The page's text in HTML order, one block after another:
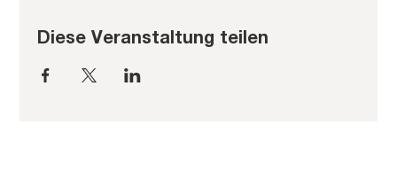
Diese Veranstaltung teilen